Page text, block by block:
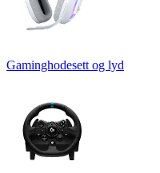
Gaminghodesett og lyd